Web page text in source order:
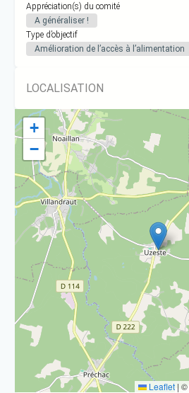
Appréciation(s) du comité
A généraliser !
Type d’objectif
Amélioration de l’accès à l’alimentation
LOCALISATION
+
−
Leaflet | ©